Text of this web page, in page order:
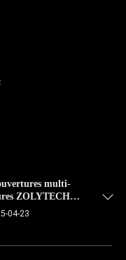
multi-
ZOLYTECH
04-23